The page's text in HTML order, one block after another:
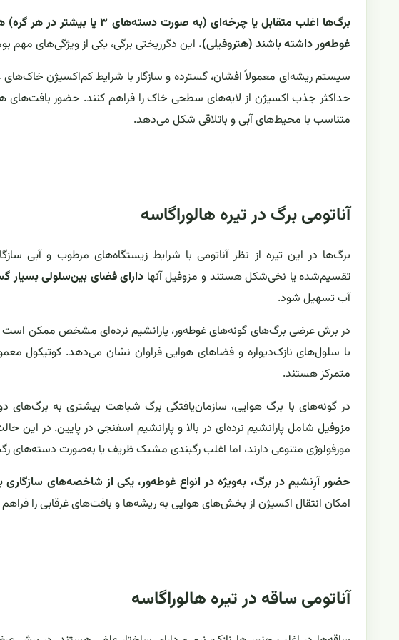
برگ‌ها اغلب متقابل یا چرخه‌ای
غوطه‌ور داشته باشند (هتروفیلی). این دگرریختی برگی، یکی از ویژگی‌های
سیستم ریشه‌ای معمولاً افشان، گسترده و سازگار با شرایط کم‌اکسیژن
حداکثر جذب اکسیژن از لایه‌های سطحی خاک را فراهم کنند. حضور بافت‌های
متناسب با محیط‌های آبی و باتلاقی شکل می‌دهد.
آناتومی برگ در تیره هالوراگاسه
برگ‌ها در این تیره از نظر آناتومی با شرایط زیستگاه‌های مرطوب و آبی
تقسیم‌شده یا نخی‌شکل هستند و مزوفیل آنها دارای فضای بین‌سلولی بسیار
آب تسهیل شود.
در برش عرضی برگ‌های گونه‌های غوطه‌ور، پارانشیم نرده‌ای مشخص ممکن
با سلول‌های نازک‌دیواره و فضاهای هوایی فراوان نشان می‌دهد. کوتیکول
متمرکز هستند.
در گونه‌های با برگ هوایی، سازمان‌یافتگی برگ شباهت بیشتری به برگ‌های
مزوفیل شامل پارانشیم نرده‌ای در بالا و پارانشیم اسفنجی در پایین. در این
مورفولوژی متنوعی دارند، اما اغلب رگبندی مشبک ظریف یا به‌صورت دسته‌های
حضور آرِنشیم در برگ، به‌ویژه در انواع غوطه‌ور، یکی از شاخصه‌های
امکان انتقال اکسیژن از بخش‌های هوایی به ریشه‌ها و بافت‌های غرقابی را
آناتومی ساقه در تیره هالوراگاسه